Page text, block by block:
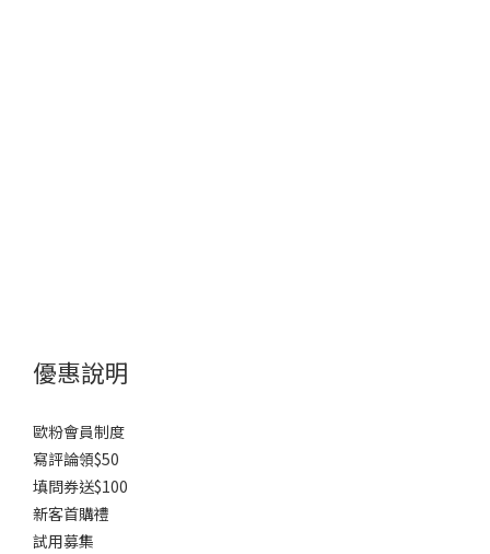
優惠說明
歐粉會員制度
寫評論領$50
填問券送$100
新客首購禮
試用募集